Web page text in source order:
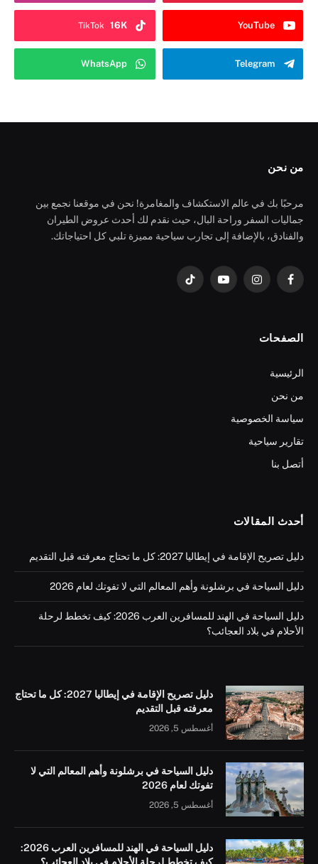
YouTube
TikTok 16K
Telegram
WhatsApp
من نحن
مرحبًا بك في عالم الاستكشاف والمغامرة! نحن في موقعنا نجمع بين
جماليات السفر وراحة البال، حيث نقدم لك أحدث عروض الطيران
والفنادق، بالإضافة إلى تجارب سياحية مميزة تلبي كل احتياجاتك.
فيسبوكالانستغراميوتيوب تيكتوك
الصفحات
الرئيسية
من نحن
سياسة الخصوصية
تقارير سياحية
أتصل بنا
أحدث المقالات
دليل تصريح الإقامة في إيطاليا 2027: كل ما تحتاج معرفته قبل التقديم
دليل السياحة في برشلونة وأهم المعالم التي لا تفوتك لعام 2026
دليل السياحة في الهند للمسافرين العرب 2026: كيف تخطط لرحلة
الأحلام في بلاد العجائب؟
دليل تصريح الإقامة في إيطاليا 2027: كل ما تحتاج
معرفته قبل التقديم
أغسطس 5, 2026
دليل السياحة في برشلونة وأهم المعالم التي لا
تفوتك لعام 2026
أغسطس 5, 2026
دليل السياحة في الهند للمسافرين العرب 2026: